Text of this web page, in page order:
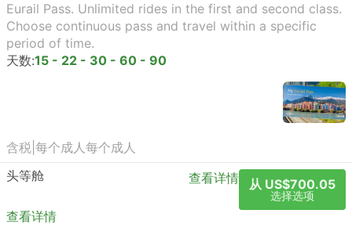
Eurail Pass. Unlimited rides in the first and second class.
Choose continuous pass and travel within a specific
period of time.
天数:15 - 22 - 30 - 60 - 90
含税 每个成人每个成人
头等舱
查看详情 从 US$700.05
选择选项
查看详情